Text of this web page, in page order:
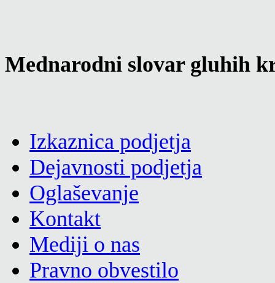
Mednarodni slovar gluhih
Izkaznica podjetja
Dejavnosti podjetja
Oglaševanje
Kontakt
Mediji o nas
Pravno obvestilo